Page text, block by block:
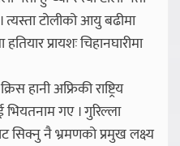
त्यस्ता टोलीको आयु बढीमा
प्रायशः चिहानघारीमा
हानी अफ्रिकी राष्ट्रिय
गए । गुरिल्ला
सिक्नु नै भ्रमणको प्रमुख लक्ष्य